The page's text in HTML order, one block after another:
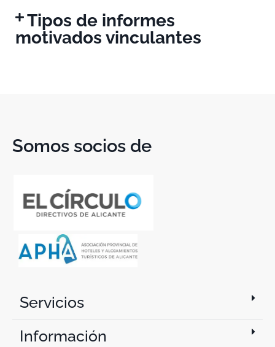
Tipos de informes
motivados vinculantes
Somos socios de
Servicios
Información